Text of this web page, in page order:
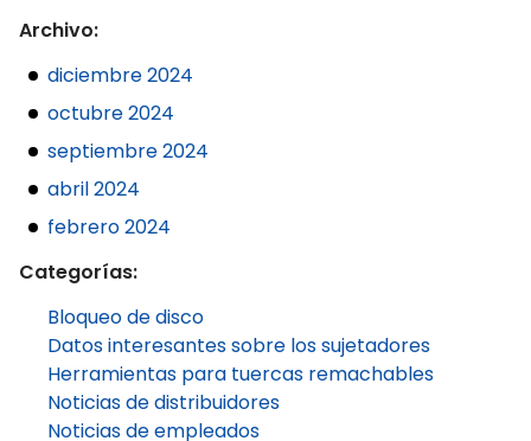
Archivo:
diciembre 2024
octubre 2024
septiembre 2024
abril 2024
febrero 2024
Categorías:
Bloqueo de disco
Datos interesantes sobre los sujetadores
Herramientas para tuercas remachables
Noticias de distribuidores
Noticias de empleados